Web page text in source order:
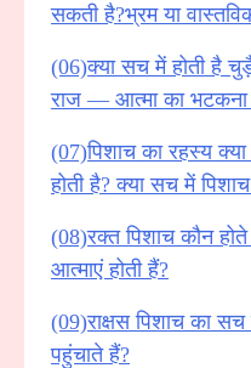
सकती है?भ्रम या
(06)क्या सच में होती है
राज — आत्मा का
(07)पिशाच का रहस्य
होती है? क्या सच में
(08)रक्त पिशाच कौन
आत्माएं होती हैं?
(09)राक्षस पिशाच का
पहुंचाते हैं?